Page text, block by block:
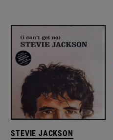
STEVIE JACKSON